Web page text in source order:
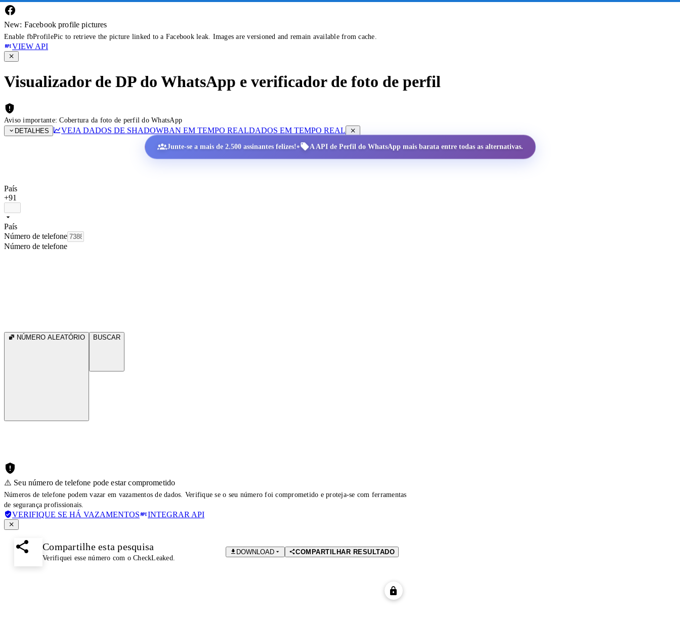
New: Facebook profile pictures
Enable fbProfilePic to retrieve the picture linked to a Facebook leak. Images are versioned and remain available from cache.
VIEW API
Visualizador de DP do WhatsApp e verificador de foto de perfil
Aviso importante: Cobertura da foto de perfil do WhatsApp
DETALHES
VEJA DADOS DE SHADOWBAN EM TEMPO REALDADOS EM TEMPO REAL
Junte-se a mais de 2.500 assinantes felizes!• A API de Perfil do WhatsApp mais barata entre todas as alternativas.
País
+91
País
Número de telefone
Número de telefone
NÚMERO ALEATÓRIO BUSCAR
⚠️ Seu número de telefone pode estar comprometido
Números de telefone podem vazar em vazamentos de dados. Verifique se o seu número foi comprometido e proteja-se com ferramentas
de segurança profissionais.
VERIFIQUE SE HÁ VAZAMENTOS INTEGRAR API
Compartilhe esta pesquisa
Verifiquei esse número com o CheckLeaked.
DOWNLOAD COMPARTILHAR RESULTADO